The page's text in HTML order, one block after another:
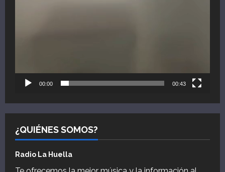
00:00 00:43
¿QUIÉNES SOMOS?
Radio La Huella